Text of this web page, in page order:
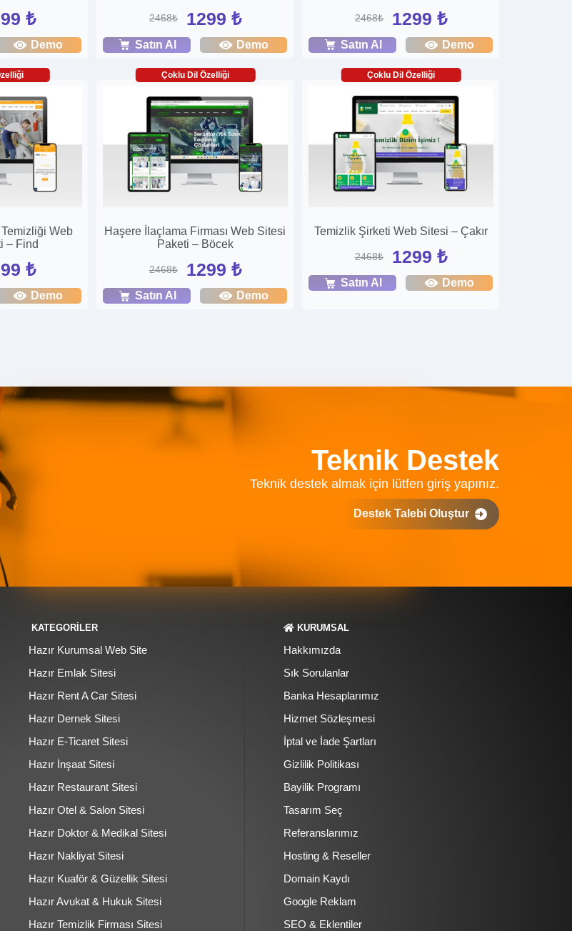
₺
Demo
2468₺ 1299 ₺
Satın Al Demo
2468₺ 1299 ₺
Satın Al Demo
Temizliği Web
– Find
₺
Demo
Çoklu Dil Özelliği
Haşere İlaçlama Firması Web Sitesi
Paketi – Böcek
2468₺ 1299 ₺
Satın Al Demo
Çoklu Dil Özelliği
Temizlik Şirketi Web Sitesi – Çakır
2468₺ 1299 ₺
Satın Al Demo
Teknik Destek
Teknik destek almak için lütfen giriş yapınız.
Destek Talebi Oluştur
KATEGORİLER
Hazır Kurumsal Web Site
Hazır Emlak Sitesi
Hazır Rent A Car Sitesi
Hazır Dernek Sitesi
Hazır E-Ticaret Sitesi
Hazır İnşaat Sitesi
Hazır Restaurant Sitesi
Hazır Otel & Salon Sitesi
Hazır Doktor & Medikal Sitesi
Hazır Nakliyat Sitesi
Hazır Kuaför & Güzellik Sitesi
Hazır Avukat & Hukuk Sitesi
Hazır Temizlik Firması Sitesi
KURUMSAL
Hakkımızda
Sık Sorulanlar
Banka Hesaplarımız
Hizmet Sözleşmesi
İptal ve İade Şartları
Gizlilik Politikası
Bayilik Programı
Tasarım Seç
Referanslarımız
Hosting & Reseller
Domain Kaydı
Google Reklam
SEO & Eklentiler